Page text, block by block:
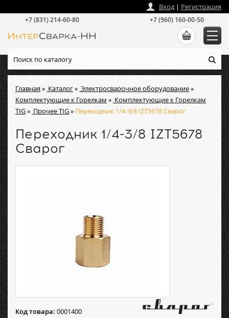
Главная» Каталог» Электросварочное оборудование»
Комплектующие к Горелкам » Комплектующие к Горелкам
TIG» Прочее TIG» Переходник 1/4-3/8 IZT5678 Сварог
Переходник 1/4-3/8 IZT5678
Сварог
Код товара: 0001400
Вход| Регистрация
+7 (831) 214-60-80 +7 (960) 160-00-50